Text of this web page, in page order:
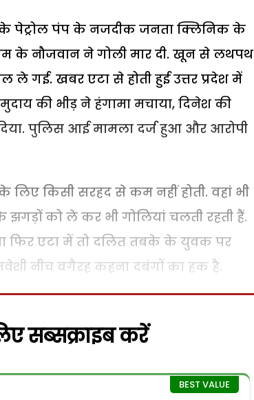
पेट्रोल पंप के नजदीक जनता क्लिनिक के
के नौजवान ने गोली मार दी. खून से लथपथ
गई. खबर एटा से होती हुई उत्तर प्रदेश में
की भीड़ ने हंगामा मचाया, दिनेश की
पुलिस आई मामला दर्ज हुआ और आरोपी
किसी सरहद से कम नहीं होती. वहां भी
को ले कर भी गोलियां चलती रहती हैं.
एटा में तो दलित तबके के युवक पर
नीच वगैरह कहना दबंगों का हक है.
सब्सक्राइब करें